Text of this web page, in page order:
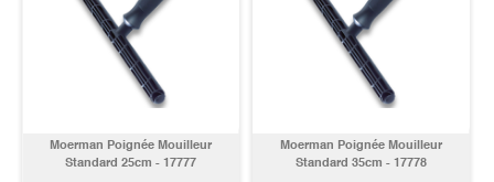
Moerman Poignée Mouilleur
Standard 25cm - 17777
Moerman Poignée Mouilleur
Standard 35cm - 17778